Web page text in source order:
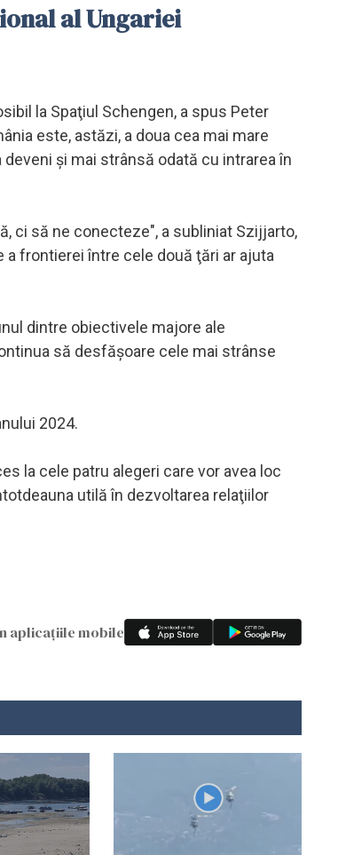
al Ungariei
la Spaţiul Schengen, a spus Peter
este, astăzi, a doua cea mai mare
şi mai strânsă odată cu intrarea în
ci să ne conecteze", a subliniat Szijjarto,
frontierei între cele două ţări ar ajuta
dintre obiectivele majore ale
să desfăşoare cele mai strânse
2024.
la cele patru alegeri care vor avea loc
utilă în dezvoltarea relaţiilor
aplicațiile mobile